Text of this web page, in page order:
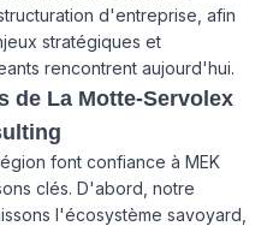
d'entreprise , afin
stratégiques et
rencontrent aujourd'hui.
de La Motte-Servolex
font confiance à MEK
clés. D'abord, notre
l'écosystème savoyard,